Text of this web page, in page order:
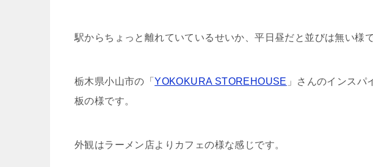
駅からちょっと離れていているせいか、平日昼だと並びは無い様で
栃木県小山市の「YOKOKURA STOREHOUSE 」さんのインスパ
板の様です。
外観はラーメン店よりカフェの様な感じです。